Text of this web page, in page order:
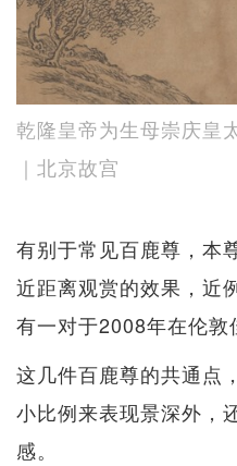
乾隆皇帝为生母崇庆皇
｜北京故宫
有别于常见百鹿尊，本
近距离观赏的效果，近
有一对于2008年在伦敦
这几件百鹿尊的共通点
小比例来表现景深外，
感。